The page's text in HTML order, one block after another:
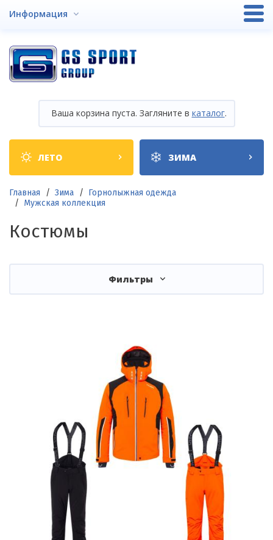
Информация
Ваша корзина пуста. Загляните в каталог.
Shop
categories
ЛЕТО ЗИМА
Строка
навигации
Главная Зима
Горнолыжная одежда
Мужская коллекция
Костюмы
Фильтры